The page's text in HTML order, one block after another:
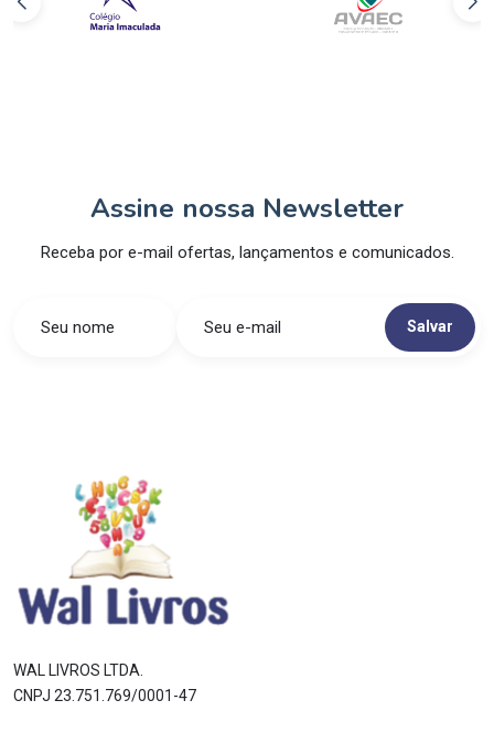
Assine nossa Newsletter
Receba por e-mail ofertas, lançamentos e comunicados.
Salvar
WAL LIVROS LTDA.
CNPJ 23.751.769/0001-47